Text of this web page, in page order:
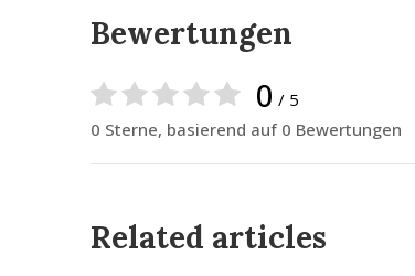
Bewertungen
0 / 5
0 Sterne, basierend auf 0 Bewertungen
Related articles